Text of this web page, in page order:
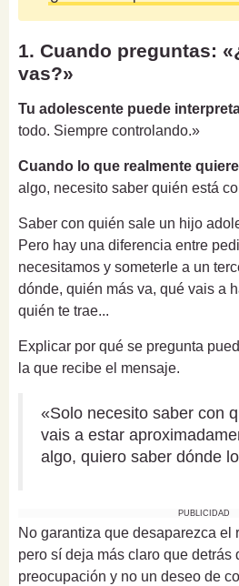
1. Cuando preguntas:
vas?»
Tu adolescente puede
todo. Siempre controlando.»
Cuando lo que realmente
algo, necesito saber quién está
Saber con quién sale un hijo
Pero hay una diferencia entre
necesitamos y someterle a un
dónde, quién más va, qué vais a
quién te trae...
Explicar por qué se pregunta
la que recibe el mensaje.
«Solo necesito saber con
vais a estar
algo, quiero saber dónde
PUBLICIDAD
No garantiza que desaparezca el
pero sí deja más claro que detrás
preocupación y no un deseo de